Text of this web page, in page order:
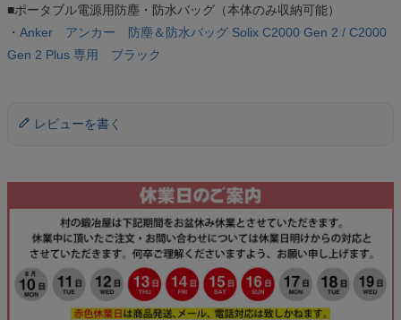
■ポータブル電源用防塵・防水バッグ（本体のみ収納可能）
・ Anker アンカー 防塵＆防水バッグ Solix C2000 Gen 2 / C2000
Gen 2 Plus 専用 ブラック
レビューを書く